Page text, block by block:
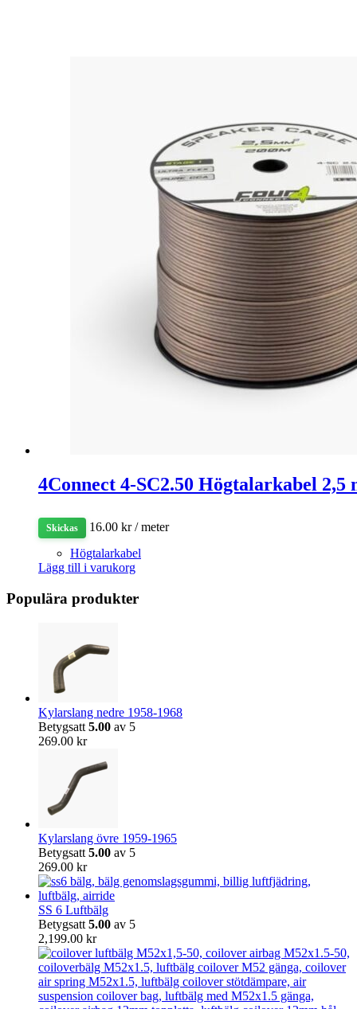
4Connect 4-SC2.50 Högtalarkabel 2,5
Skickas 16.00 kr/ meter
Högtalarkabel
Lägg till i varukorg
Populära produkter
Kylarslang nedre 1958-1968
Betygsatt 5.00 av 5
269.00 kr
Kylarslang övre 1959-1965
Betygsatt 5.00 av 5
269.00 kr
SS 6 Luftbälg
Betygsatt 5.00 av 5
2,199.00 kr